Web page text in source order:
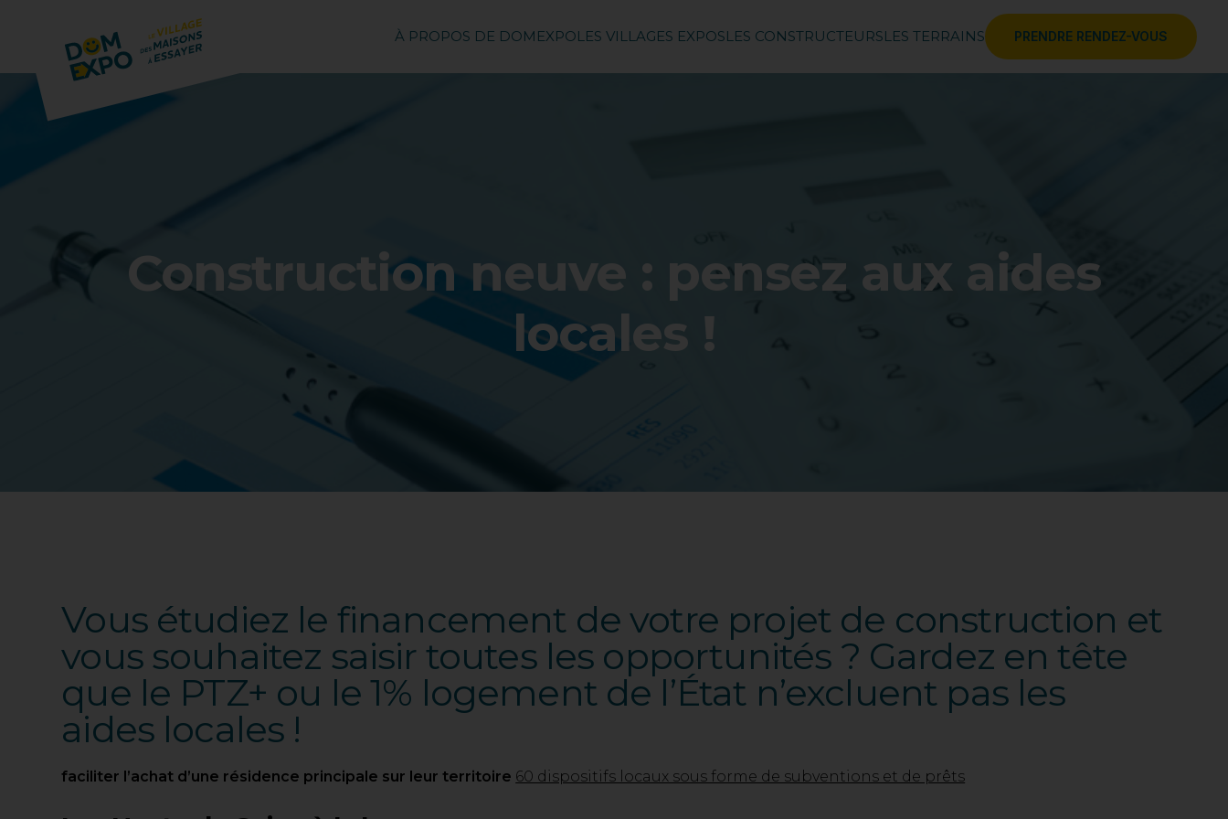
À PROPOS DE DOMEXPOLES VILLAGES EXPOSLES CONSTRUCTEURSLES TERRAINS PRENDRE RENDEZ-VOUS
Construction neuve : pensez aux aides
locales !
Vous étudiez le financement de votre projet de construction et
vous souhaitez saisir toutes les opportunités ? Gardez en tête
que le PTZ+ ou le 1% logement de l’État n’excluent pas les
aides locales !
faciliter l’achat d’une résidence principale sur leur territoire 60 dispositifs locaux sous forme de subventions et de prêts